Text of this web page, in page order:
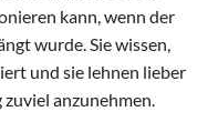
kann, wenn der
wurde. Sie wissen,
und sie lehnen lieber
anzunehmen.